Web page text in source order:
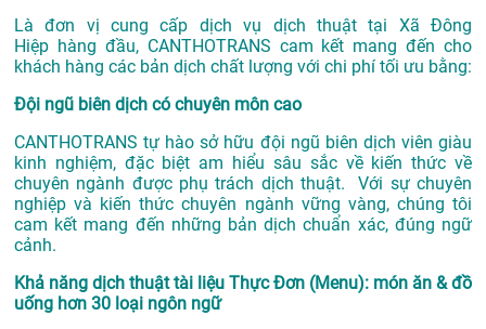
Là đơn vị cung cấp dịch vụ dịch thuật tại Xã Đông
Hiệp hàng đầu, CANTHOTRANS cam kết mang đến cho
khách hàng các bản dịch chất lượng với chi phí tối ưu bằng:
Đội ngũ biên dịch có chuyên môn cao
CANTHOTRANS tự hào sở hữu đội ngũ biên dịch viên giàu
kinh nghiệm, đặc biệt am hiểu sâu sắc về kiến thức về
chuyên ngành được phụ trách dịch thuật. Với sự chuyên
nghiệp và kiến thức chuyên ngành vững vàng, chúng tôi
cam kết mang đến những bản dịch chuẩn xác, đúng ngữ
cảnh.
Khả năng dịch thuật tài liệu Thực Đơn (Menu): món ăn & đồ
uống hơn 30 loại ngôn ngữ